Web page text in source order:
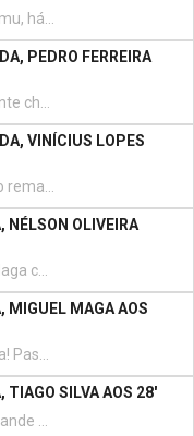
PEDRO FERREIRA
VINÍCIUS LOPES
NÉLSON OLIVEIRA
MIGUEL MAGA AOS
TIAGO SILVA AOS 28'